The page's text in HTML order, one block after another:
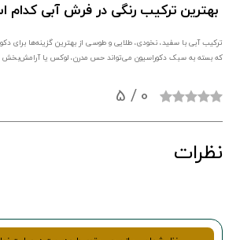
بهترین ترکیب رنگی در فرش آبی کدام
ترکیب آبی با سفید، نخودی، طلایی و طوسی از بهترین گزینه‌ها برای
که بسته به سبک دکوراسیون می‌تواند حس مدرن، لوکس یا آرامش‌بخش
0
/ 5
نظرات